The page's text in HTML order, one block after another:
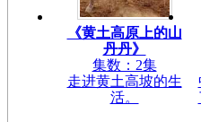
《黄土高原上的山
丹丹》
集数：2集
走进黄土高坡的生
活。